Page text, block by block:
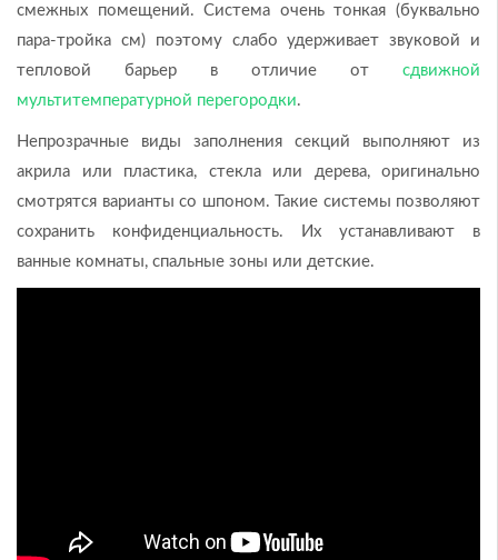
смежных помещений. Система очень тонкая (буквально
пара-тройка см) поэтому слабо удерживает звуковой и
тепловой барьер в отличие от сдвижной
мультитемпературной перегородки.
Непрозрачные виды заполнения секций выполняют из
акрила или пластика, стекла или дерева, оригинально
смотрятся варианты со шпоном. Такие системы позволяют
сохранить конфиденциальность. Их устанавливают в
ванные комнаты, спальные зоны или детские.